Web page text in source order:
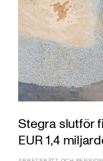
Stegra slutför
EUR 1,4